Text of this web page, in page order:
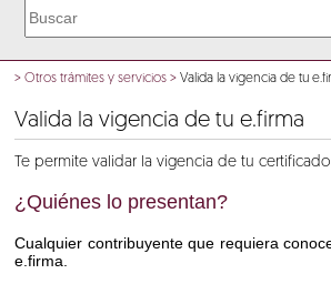
> Otros trámites y servicios > Valida la vigencia de tu
Valida la vigencia de tu e.firma
Te permite validar la vigencia de tu
¿Quiénes lo presentan?
Cualquier contribuyente que requiera
e.firma.